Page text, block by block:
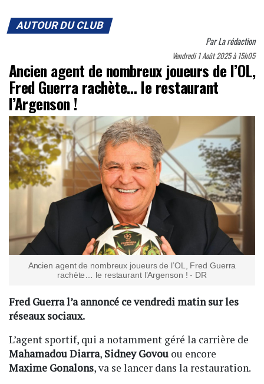
AUTOUR DU CLUB
ParLa rédaction
Vendredi 1 Août 2025 à 15h05
Ancien agent de nombreux joueurs de l’OL,
Fred Guerra rachète… le restaurant
l’Argenson !
Ancien agent de nombreux joueurs de l’OL, Fred Guerra
rachète… le restaurant l’Argenson ! - DR
Fred Guerra l’a annoncé ce vendredi matin sur les
réseaux sociaux.
L’agent sportif, qui a notamment géré la carrière de
Mahamadou Diarra, Sidney Govou ou encore
Maxime Gonalons, va se lancer dans la restauration.